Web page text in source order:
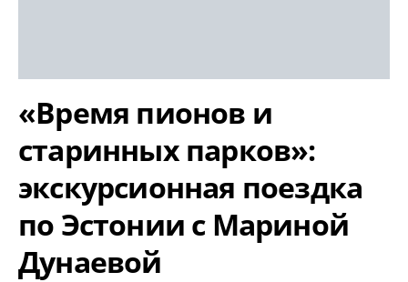
«Время пионов и
старинных парков»:
экскурсионная поездка
по Эстонии с Мариной
Дунаевой